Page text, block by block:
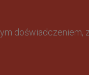
doświadczeniem,